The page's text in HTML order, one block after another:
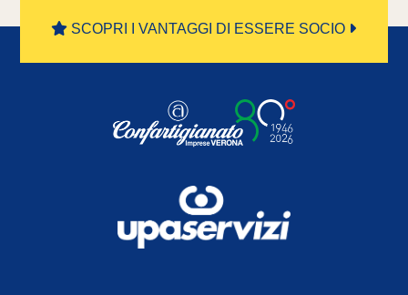
SCOPRI I VANTAGGI DI ESSERE SOCIO